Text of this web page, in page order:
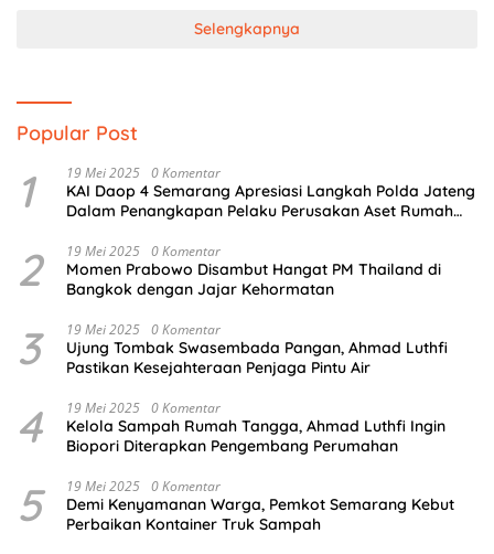
Selengkapnya
Popular Post
1 19 Mei 2025 0 Komentar
KAI Daop 4 Semarang Apresiasi Langkah Polda Jateng
Dalam Penangkapan Pelaku Perusakan Aset Rumah
2 19 Mei 2025 0 Komentar
Momen Prabowo Disambut Hangat PM Thailand di
Bangkok dengan Jajar Kehormatan
3 19 Mei 2025 0 Komentar
Ujung Tombak Swasembada Pangan, Ahmad Luthfi
Pastikan Kesejahteraan Penjaga Pintu Air
4 19 Mei 2025 0 Komentar
Kelola Sampah Rumah Tangga, Ahmad Luthfi Ingin
Biopori Diterapkan Pengembang Perumahan
5 19 Mei 2025 0 Komentar
Demi Kenyamanan Warga, Pemkot Semarang Kebut
Perbaikan Kontainer Truk Sampah